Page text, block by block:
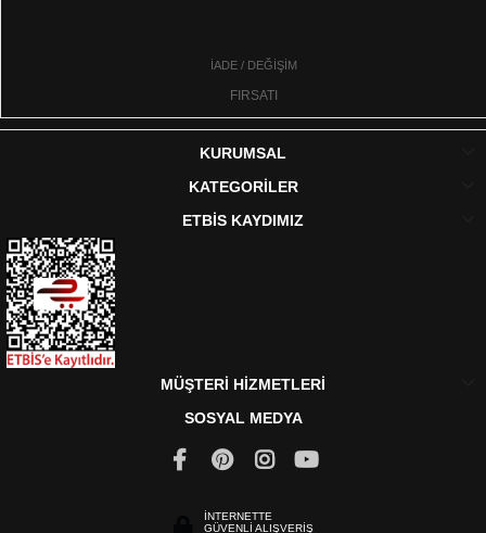
İADE / DEĞİŞİM
FIRSATI
KURUMSAL
KATEGORİLER
ETBİS KAYDIMIZ
MÜŞTERİ HİZMETLERİ
SOSYAL MEDYA
İNTERNETTE
GÜVENLİ ALIŞVERİŞ